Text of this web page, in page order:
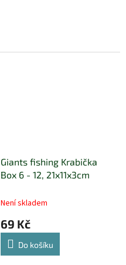
Giants fishing Krabička
Box 6 - 12, 21x11x3cm
Není skladem
69 Kč
Do košíku